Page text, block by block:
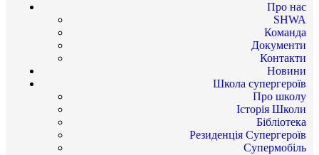
Про нас
SHWA
Команда
Документи
Контакти
Новини
Школа супергероїв
Про школу
Історія Школи
Бібліотека
Резиденція Супергероїв
Супермобіль